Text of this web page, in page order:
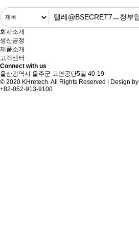
회사소개
생산공정
제품소개
고객센터
Connect with us
울산광역시 울주군 고연공단5길 40-19
© 2020 KHretech. All Rights Reserved | Design by
+82-052-913-9100